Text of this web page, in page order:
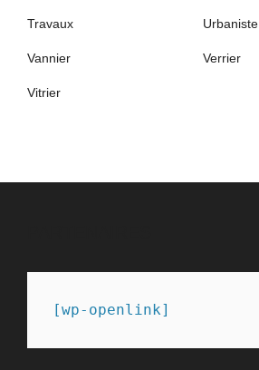
Travaux Urbaniste
Vannier Verrier
Vitrier
[wp-openlink]